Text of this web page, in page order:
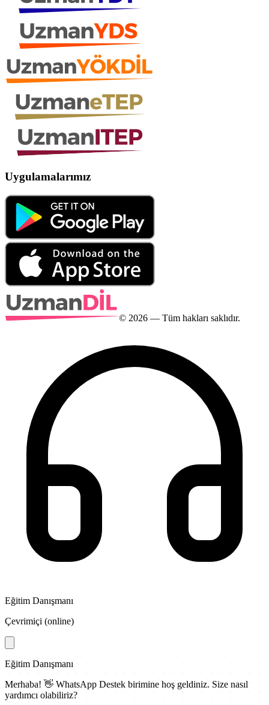
Uygulamalarımız
© 2026 — Tüm hakları saklıdır.
Eğitim Danışmanı
Çevrimiçi (online)
Eğitim Danışmanı
Merhaba! 👋 WhatsApp Destek birimine hoş geldiniz. Size nasıl
yardımcı olabiliriz?